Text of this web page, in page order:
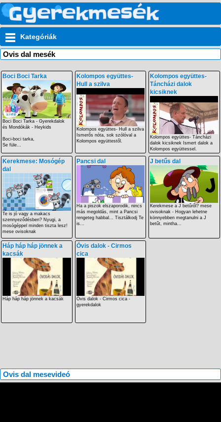
Kategóriák
Ovis dal mesék
Boci Boci Tarka
Boci Boci Tarka - Gyerekdalok
és Mondókák - Heykids
Boci-boci tarka,
Se füle...
Kolompos együttes-
Hull a szilva
Kolompos együttes- Hull a szilva
Ismerős nóta, sok szólóval a
Kolompos együttestől.
Kolompos együttes-
Táncházi dalok
kicsiknek
Kolompos együttes- Táncházi
dalok kicsiknek Ismert dalok a
Kolompos együttessel.
Kerekmese: Mosógép
dal
Te is jó vagy a makacs
szennyeződésben? Nyugi, a
mosógéppel minden tiszta lesz!
mese ovisoknak
Pancsi dal
Ha a piszok elszaporodik, nincs
más megoldás, mint a Pancsi
rengeteg habbal... Tisztálkodj Te
is...
J betűs dal
Kerekmese a J betűről? mese
ovisoknak - Hogyan lehetne
könnyebben megtanulni a J
betűt, mintha...
Háp háp háp jönnek a
kacsák
Háp háp háp jönnek a kacsák
Óvis dalok - Cirmos
cica
Óvis dalok - Cirmos cica -
gyerekdalok
Ovis dal mesevideó